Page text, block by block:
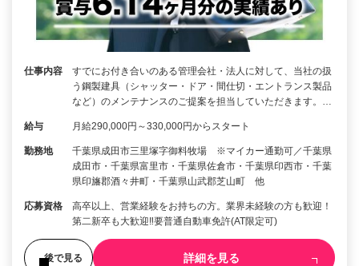
仕事内容
すでにお付き合いのある管理会社・法人に対して、当社の扱
う鋼製建具（シャッター・ドア・間仕切・エントランス製品
など）のメンテナンスのご提案を担当していただきます。…
給与 月給290,000円～330,000円からスタート
勤務地
千葉県成田市三里塚字御料牧場 ※マイカー通勤可／千葉県
成田市・千葉県富里市・千葉県佐倉市・千葉県印西市・千葉
県印旛郡酒々井町・千葉県山武郡芝山町 他
応募資格
高卒以上、営業経験をお持ちの方。業界未経験の方も歓迎！
第二新卒も大歓迎‼要普通自動車免許(AT限定可)
後で見る 詳細を見る